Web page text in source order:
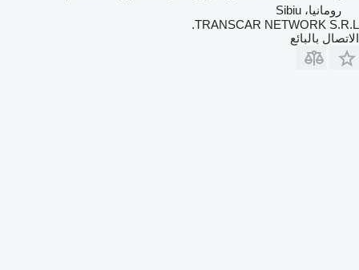
رومانيا، Sibiu
TRANSCAR NETWORK S.R.L.
الاتصال بالبائع